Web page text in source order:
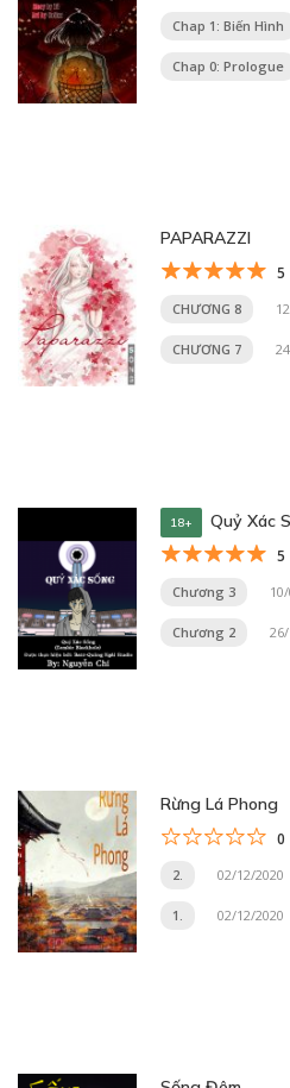
Chap 1: Biến Hình
Chap 0: Prologue
PAPARAZZI
5
CHƯƠNG 8
CHƯƠNG 7
18+ Quỷ Xác
5
Chương 3
Chương 2
Rừng Lá Phong
0
2. 02/12/2020
1. 02/12/2020